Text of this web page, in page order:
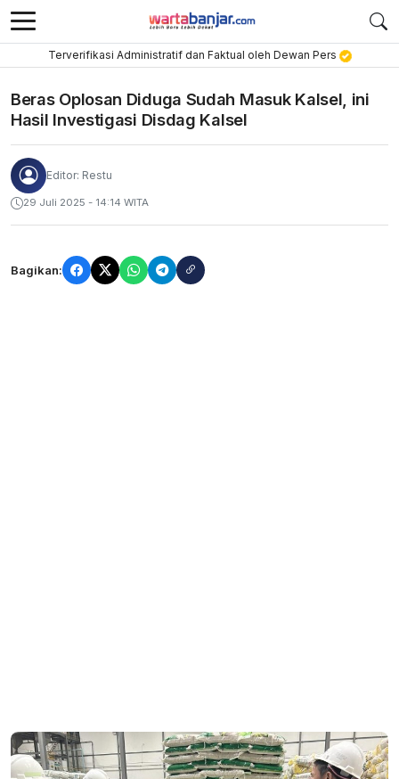
Terverifikasi Administratif dan Faktual oleh Dewan Pers
Beras Oplosan Diduga Sudah Masuk Kalsel, ini
Hasil Investigasi Disdag Kalsel
Editor: Restu
29 Juli 2025 - 14:14 WITA
Bagikan: